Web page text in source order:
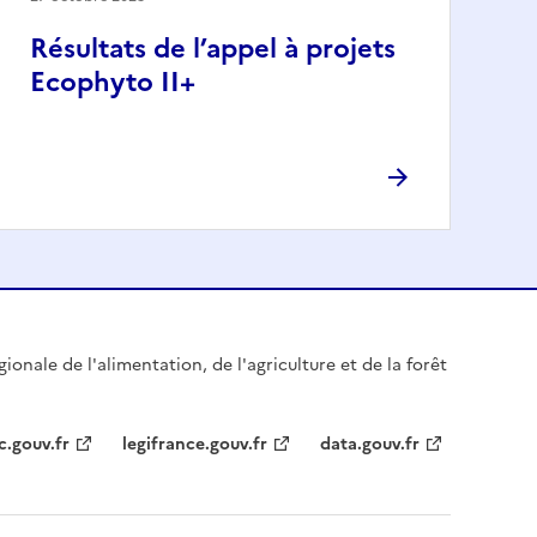
Résultats de l’appel à projets
Ecophyto II+
de l'alimentation, de l'agriculture et de la forêt
legifrance.gouv.fr data.gouv.fr